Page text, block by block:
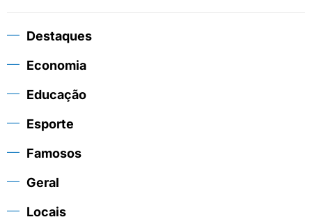
Destaques
Economia
Educação
Esporte
Famosos
Geral
Locais